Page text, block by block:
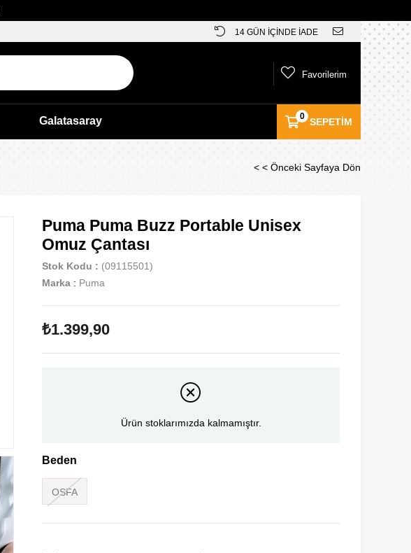
14 GÜN İÇİNDE İADE
SEPETIM
0
Favorilerim
Galatasaray
< < Önceki Sayfaya Dön
Puma Puma Buzz Portable Unisex
Omuz Çantası
Stok Kodu
(09115501)
Marka : Puma
₺1.399,90
Ürün stoklarımızda kalmamıştır.
Beden
OSFA